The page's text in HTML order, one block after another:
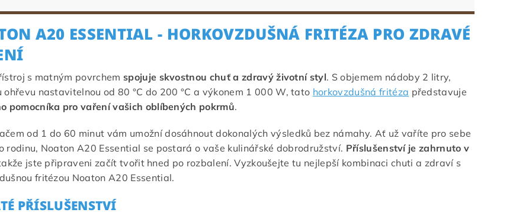
A20 ESSENTIAL - HORKOVZDUŠNÁ FRITÉZA PRO ZDRAVÉ
s matným povrchem spojuje skvostnou chuť a zdravý životní styl. S objemem nádoby 2 litry,
ohřevu nastavitelnou od 80 °C do 200 °C a výkonem 1 000 W, tato horkovzdušná fritéza představuje
pomocníka pro vaření vašich oblíbených pokrmů.
od 1 do 60 minut vám umožní dosáhnout dokonalých výsledků bez námahy. Ať už vaříte pro sebe
rodinu, Noaton A20 Essential se postará o vaše kulinářské dobrodružství. Příslušenství je zahrnuto v
jste připraveni začít tvořit hned po rozbalení. Vyzkoušejte tu nejlepší kombinaci chuti a zdraví s
fritézou Noaton A20 Essential.
PŘÍSLUŠENSTVÍ